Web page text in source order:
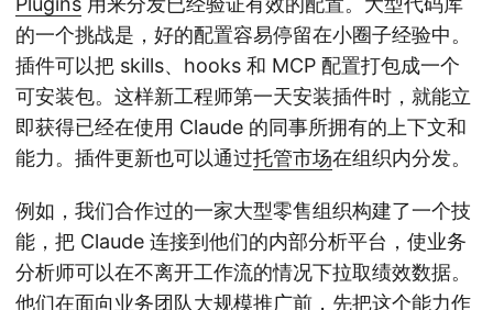
的一个挑战是，好的配置容易停留在小圈子经验中。
插件可以把 skills、hooks 和 MCP 配置打包成一个
可安装包。这样新工程师第一天安装插件时，就能立
即获得已经在使用 Claude 的同事所拥有的上下文和
能力。插件更新也可以通过托管市场在组织内分发。
例如，我们合作过的一家大型零售组织构建了一个技
能，把 Claude 连接到他们的内部分析平台，使业务
分析师可以在不离开工作流的情况下拉取绩效数据。
他们在面向业务团队大规模推广前，先把这个能力作